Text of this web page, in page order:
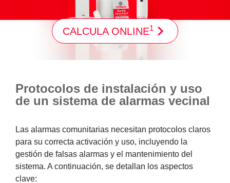
CALCULA ONLINE1
Protocolos de instalación y uso
de un sistema de alarmas vecinal
Las alarmas comunitarias necesitan protocolos claros
para su correcta activación y uso, incluyendo la
gestión de falsas alarmas y el mantenimiento del
sistema. A continuación, se detallan los aspectos
clave: